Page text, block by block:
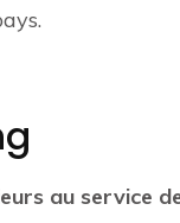
au service